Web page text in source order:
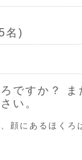
名)
ですか？
い。
顔にあるほく